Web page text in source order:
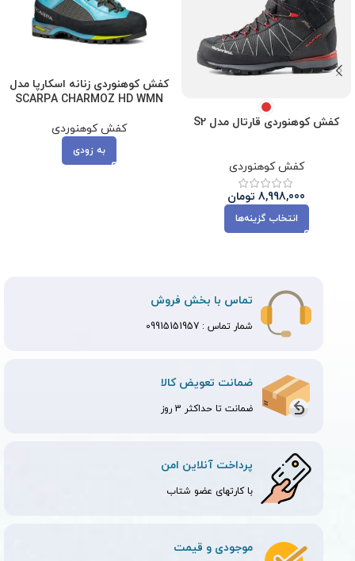
کفش کوهنوردی قارتال مدل S2
کفش کوهنوردی
8,998,000 تومان
انتخاب گزینه‌ها
کفش کوهنوردی زنانه اسکارپا مدل
SCARPA CHARMOZ HD WMN
کفش کوهنوردی
به زودی
تماس با بخش فروش
شمار تماس : 09915151957
ضمانت تعویض کالا
ضمانت تا حداکثر 3 روز
پرداخت آنلاین امن
با کارتهای عضو شتاب
موجودی و قیمت